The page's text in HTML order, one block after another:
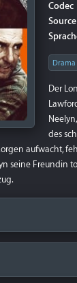
Codec
Source
Drama
Der
des
aufwacht,
seine Freundin